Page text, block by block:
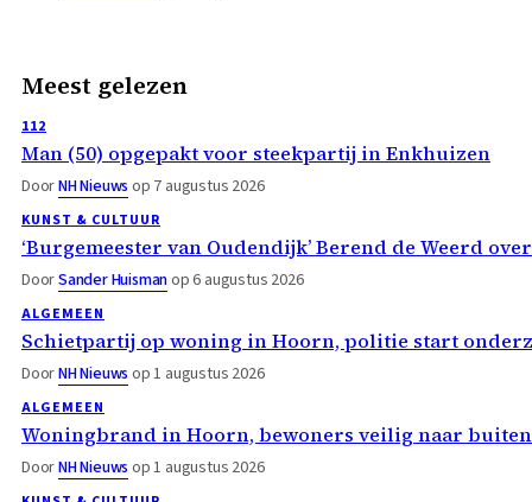
Meest gelezen
112
Man (50) opgepakt voor steekpartij in Enkhuizen
DoorNH Nieuws op 7 augustus 2026
KUNST & CULTUUR
‘Burgemeester van Oudendijk’ Berend de Weerd
DoorSander Huismanop 6 augustus 2026
ALGEMEEN
Schietpartij op woning in Hoorn, politie start
DoorNH Nieuws op 1 augustus 2026
ALGEMEEN
Woningbrand in Hoorn, bewoners veilig naar buiten
DoorNH Nieuws op 1 augustus 2026